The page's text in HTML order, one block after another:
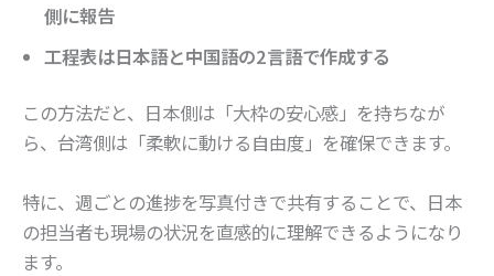
側に報告
工程表は日本語と中国語の2言語で作成する
この方法だと、日本側は「大枠の安心感」を持ちなが
ら、台湾側は「柔軟に動ける自由度」を確保できます。
特に、週ごとの進捗を写真付きで共有することで、日本
の担当者も現場の状況を直感的に理解できるようになり
ます。